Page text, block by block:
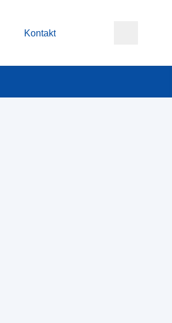
Kontakt